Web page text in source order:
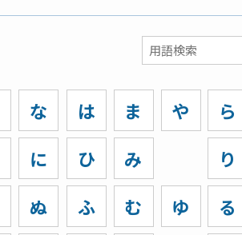
な
に
ぬ
は
ひ
ふ
ま
み
む
や
ゆ
ら
り
る